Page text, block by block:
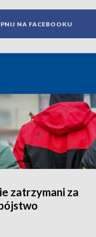
NA FACEBOOKU
zatrzymani za